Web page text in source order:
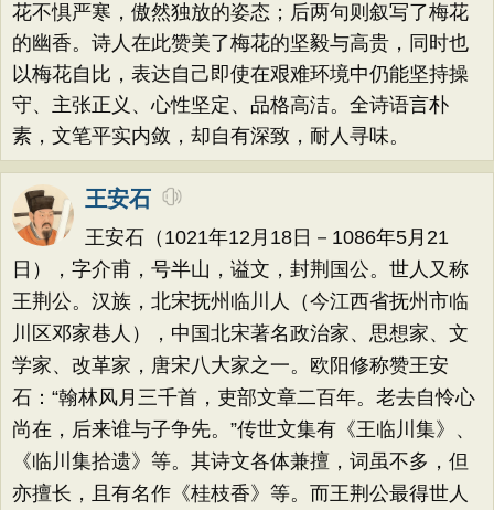
花不惧严寒，傲然独放的姿态；后两句则叙写了梅花
的幽香。诗人在此赞美了梅花的坚毅与高贵，同时也
以梅花自比，表达自己即使在艰难环境中仍能坚持操
守、主张正义、心性坚定、品格高洁。全诗语言朴
素，文笔平实内敛，却自有深致，耐人寻味。
王安石
王安石（1021年12月18日－1086年5月21
日），字介甫，号半山，谥文，封荆国公。世人又称
王荆公。汉族，北宋抚州临川人（今江西省抚州市临
川区邓家巷人），中国北宋著名政治家、思想家、文
学家、改革家，唐宋八大家之一。欧阳修称赞王安
石：“翰林风月三千首，吏部文章二百年。老去自怜心
尚在，后来谁与子争先。”传世文集有《王临川集》、
《临川集拾遗》等。其诗文各体兼擅，词虽不多，但
亦擅长，且有名作《桂枝香》等。而王荆公最得世人